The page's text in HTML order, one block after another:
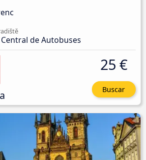
de Autobuses
25 €
Buscar